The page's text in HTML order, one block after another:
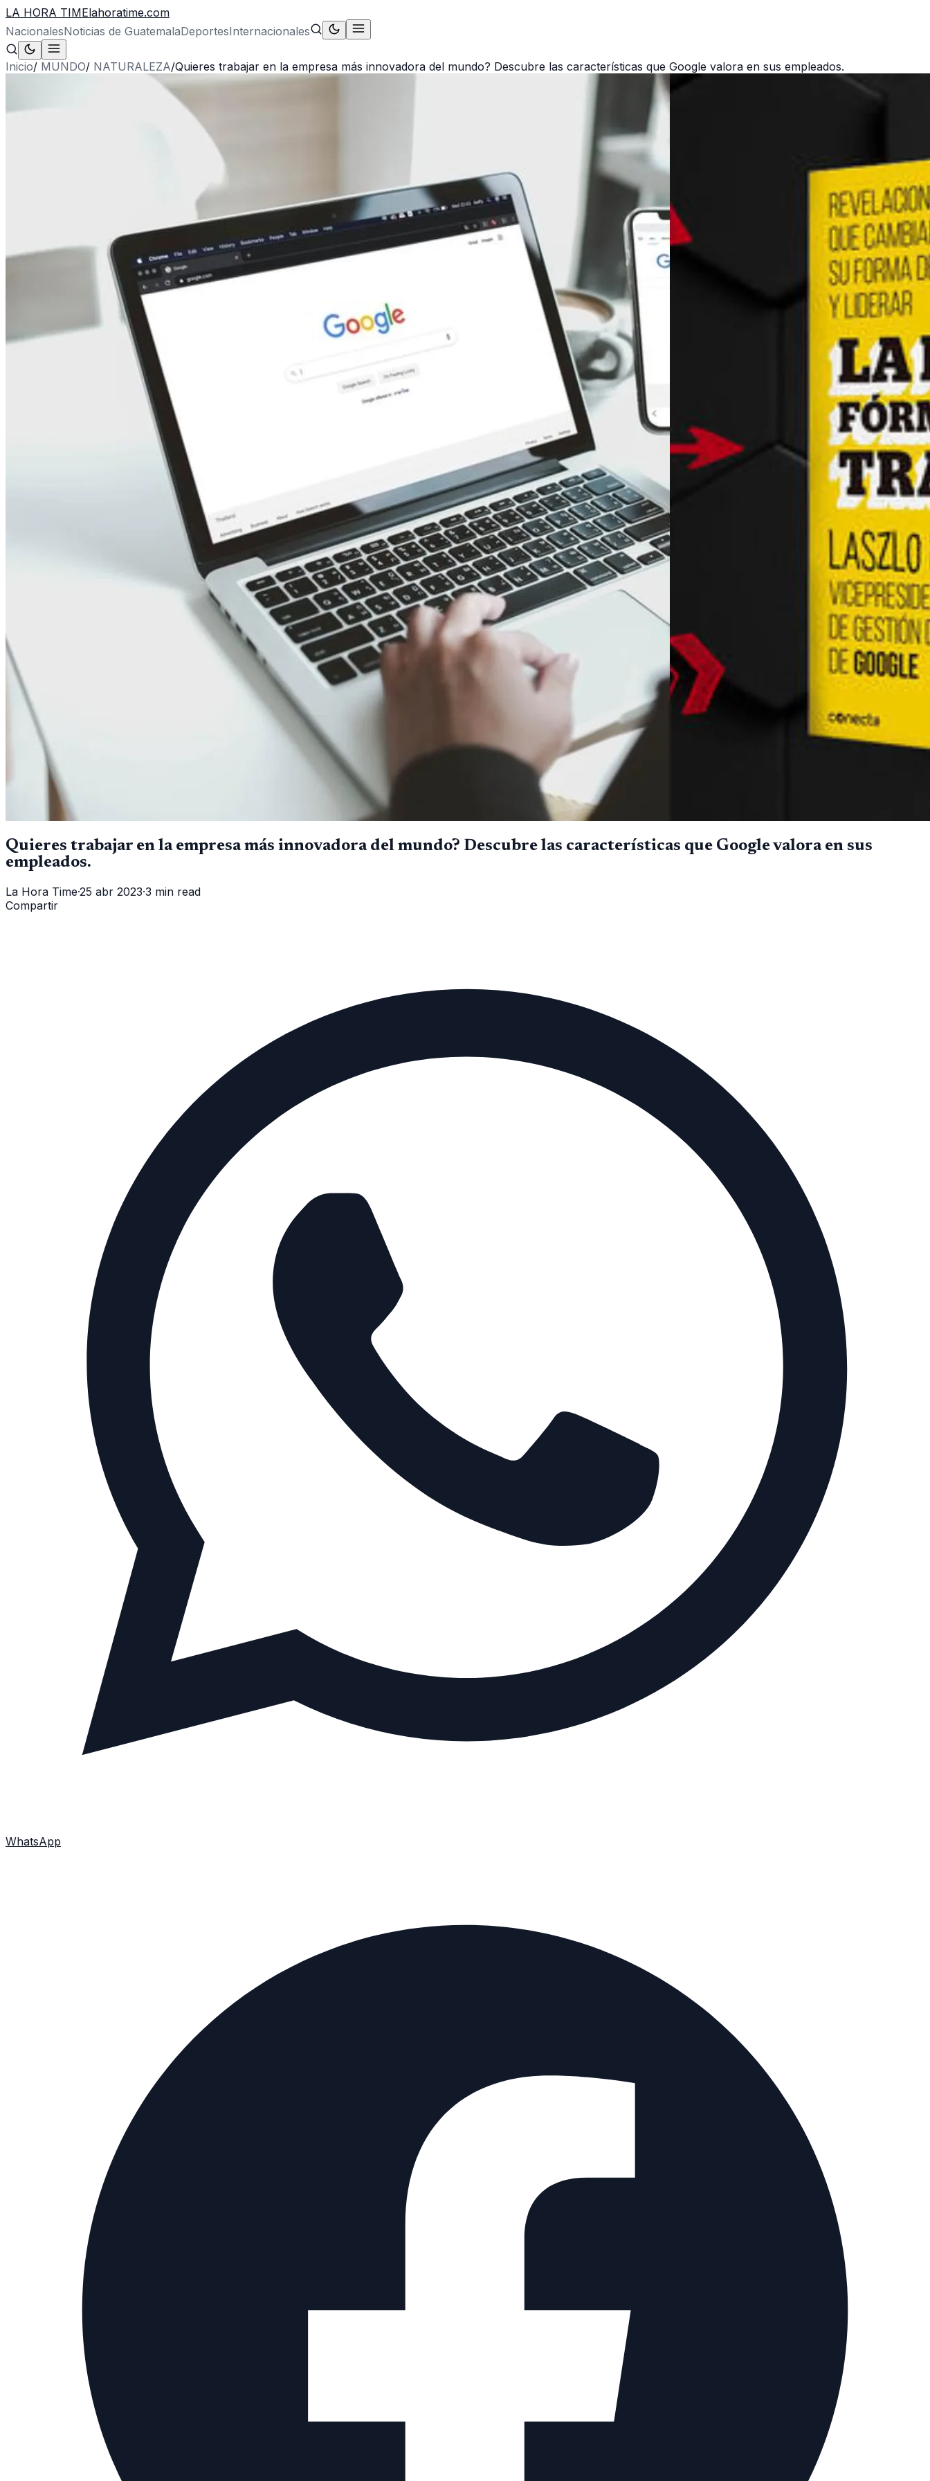
LA HORA TIMElahoratime.com
NacionalesNoticias de GuatemalaDeportesInternacionales
Inicio/ MUNDO/ NATURALEZA/Quieres trabajar en la empresa más innovadora del mundo? Descubre las características que Google valora en sus empleados.
Quieres trabajar en la empresa más innovadora del mundo? Descubre las características que Google valora en sus
empleados.
La Hora Time·25 abr 2023·3 min read
Compartir
WhatsApp